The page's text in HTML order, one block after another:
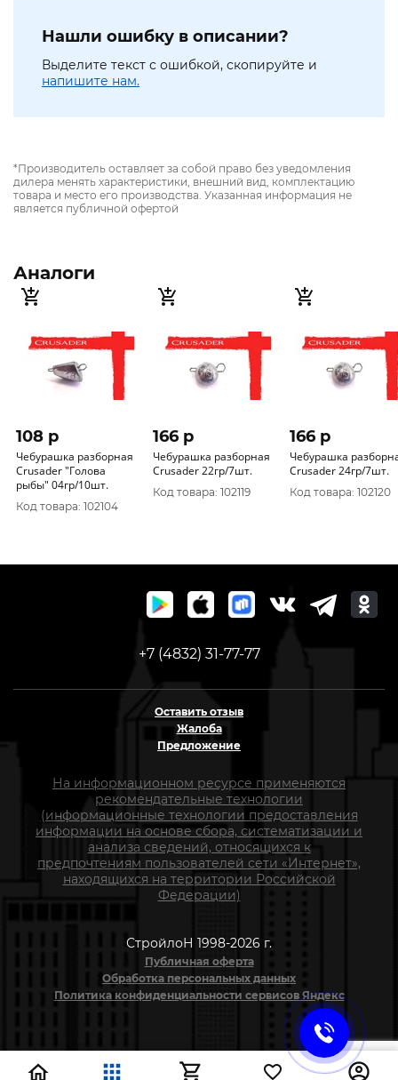
Нашли ошибку в описании?
Выделите текст с ошибкой, скопируйте и
напишите нам.
*Производитель оставляет за собой право без уведомления
дилера менять характеристики, внешний вид, комплектацию
товара и место его производства. Указанная информация не
является публичной офертой
Аналоги
108 p
Чебурашка разборная
Crusader "Голова
рыбы" 04гр/10шт.
Код товара: 102104
166 p
Чебурашка разборная
Crusader 22гр/7шт.
Код товара: 102119
166 p
Чебурашка
Crusader 24гр/7шт.
Код товара: 102120
+7 (4832) 31-77-77
Оставить отзыв
Жалоба
Предложение
На информационном ресурсе применяются
рекомендательные технологии
(информационные технологии предоставления
информации на основе сбора, систематизации и
анализа сведений, относящихся к
предпочтениям пользователей сети «Интернет»,
находящихся на территории Российской
Федерации)
СтройлоН 1998-2026 г.
Публичная оферта
Обработка персональных данных
Политика конфиденциальности сервисов Яндекс